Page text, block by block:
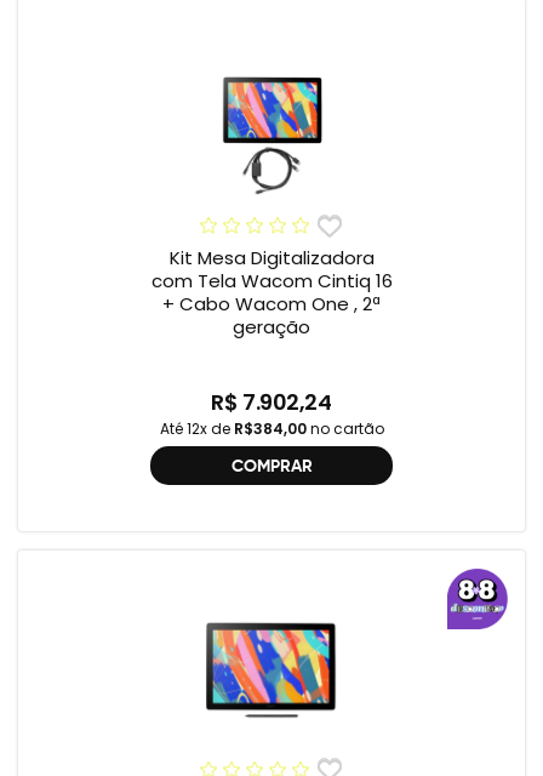
Kit Mesa Digitalizadora
com Tela Wacom Cintiq 16
+ Cabo Wacom One , 2ª
geração
R$ 7.902,24
Até 12x de R$384,00no cartão
COMPRAR